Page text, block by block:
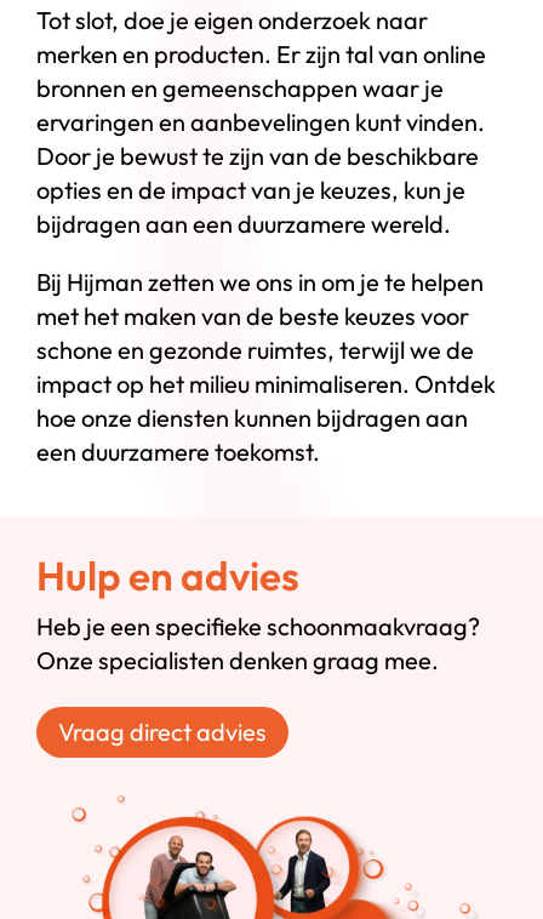
Tot slot, doe je eigen onderzoek naar
merken en producten. Er zijn tal van online
bronnen en gemeenschappen waar je
ervaringen en aanbevelingen kunt vinden.
Door je bewust te zijn van de beschikbare
opties en de impact van je keuzes, kun je
bijdragen aan een duurzamere wereld.
Bij Hijman zetten we ons in om je te helpen
met het maken van de beste keuzes voor
schone en gezonde ruimtes, terwijl we de
impact op het milieu minimaliseren. Ontdek
hoe onze diensten kunnen bijdragen aan
een duurzamere toekomst.
Hulp en advies
Heb je een specifieke schoonmaakvraag?
Onze specialisten denken graag mee.
Vraag direct advies